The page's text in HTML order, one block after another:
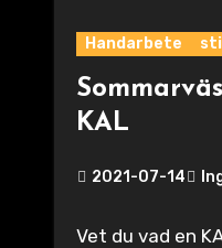
Handarbete
KAL
2021-07-14
Vet du vad en